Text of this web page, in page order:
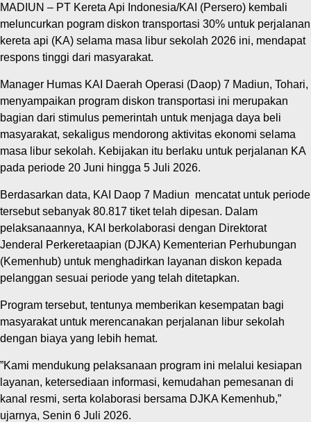
MADIUN – PT Kereta Api Indonesia/KAI (Persero) kembali
meluncurkan pogram diskon transportasi 30% untuk perjalanan
kereta api (KA) selama masa libur sekolah 2026 ini, mendapat
respons tinggi dari masyarakat.
Manager Humas KAI Daerah Operasi (Daop) 7 Madiun, Tohari,
menyampaikan program diskon transportasi ini merupakan
bagian dari stimulus pemerintah untuk menjaga daya beli
masyarakat, sekaligus mendorong aktivitas ekonomi selama
masa libur sekolah. Kebijakan itu berlaku untuk perjalanan KA
pada periode 20 Juni hingga 5 Juli 2026.
‎Berdasarkan data, KAI Daop 7 Madiun mencatat untuk periode
tersebut sebanyak 80.817 tiket telah dipesan. Dalam
pelaksanaannya, KAI berkolaborasi dengan Direktorat
Jenderal Perkeretaapian (DJKA) Kementerian Perhubungan
(Kemenhub) untuk menghadirkan layanan diskon kepada
pelanggan sesuai periode yang telah ditetapkan.
Program tersebut, tentunya memberikan kesempatan bagi
masyarakat untuk merencanakan perjalanan libur sekolah
dengan biaya yang lebih hemat.
‎”Kami mendukung pelaksanaan program ini melalui kesiapan
layanan, ketersediaan informasi, kemudahan pemesanan di
kanal resmi, serta kolaborasi bersama DJKA Kemenhub,”
ujarnya, Senin 6 Juli 2026.